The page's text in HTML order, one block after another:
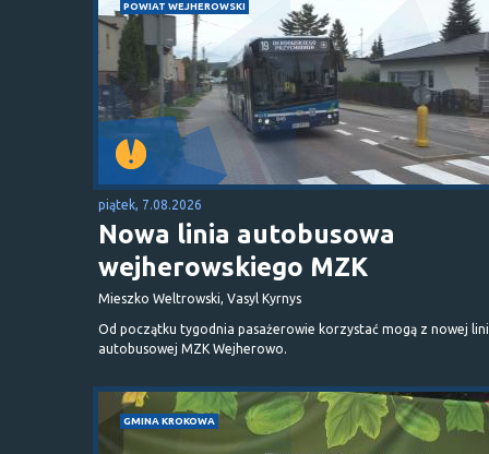
POWIAT WEJHEROWSKI
piątek, 7.08.2026
Nowa linia autobusowa
wejherowskiego MZK
Mieszko Weltrowski, Vasyl Kyrnys
Od początku tygodnia pasażerowie korzystać mogą z nowej
autobusowej MZK Wejherowo.
GMINA KROKOWA